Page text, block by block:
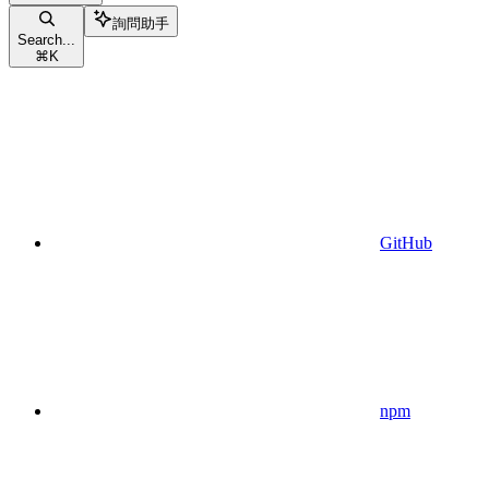
Search...
⌘ K
詢問助手
GitHub
npm